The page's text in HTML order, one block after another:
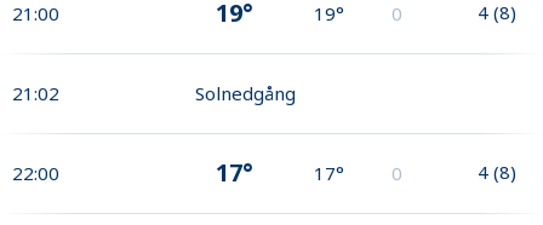
21:00 19° 19° 0 4 (8)
21:02 Solnedgång
22:00 17° 17° 0 4 (8)